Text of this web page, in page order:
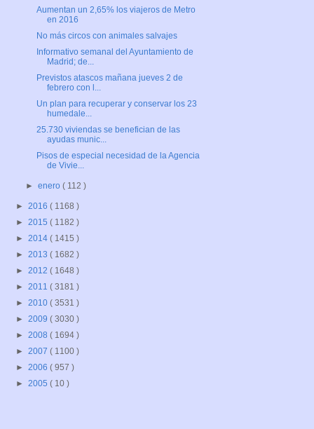
Aumentan un 2,65% los viajeros de Metro
en 2016
No más circos con animales salvajes
Informativo semanal del Ayuntamiento de
Madrid; de...
Previstos atascos mañana jueves 2 de
febrero con l...
Un plan para recuperar y conservar los 23
humedale...
25.730 viviendas se benefician de las
ayudas munic...
Pisos de especial necesidad de la Agencia
de Vivie...
►enero( 112 )
► 2016 ( 1168 )
► 2015 ( 1182 )
► 2014 ( 1415 )
► 2013 ( 1682 )
► 2012 ( 1648 )
► 2011 ( 3181 )
► 2010 ( 3531 )
► 2009 ( 3030 )
► 2008 ( 1694 )
► 2007 ( 1100 )
► 2006 ( 957 )
► 2005 ( 10 )